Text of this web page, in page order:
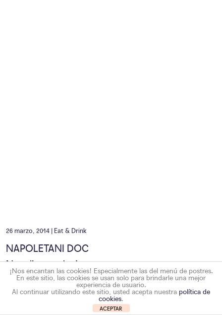
26 marzo, 2014 | Eat & Drink
NAPOLETANI DOC
Napoli a tavola.Leer
¡Nos encantan las cookies! Especialmente las del menú de postres.
En este sitio, las cookies se usan solo para brindarle una mejor
experiencia de usuario.
Al continuar utilizando este sitio, usted acepta nuestra política de
cookies.
ACEPTAR